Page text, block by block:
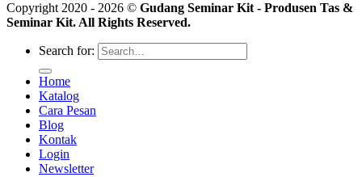
Copyright 2020 - 2026 © Gudang Seminar Kit - Produsen Tas &
Seminar Kit. All Rights Reserved.
Search for:
Home
Katalog
Cara Pesan
Blog
Kontak
Login
Newsletter